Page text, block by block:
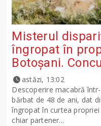
Misterul
îngropat în
Botoșani.
astăzi, 13:02
Descoperire macabră
bărbat de 48 de ani, dat
îngropat în curtea
chiar partener...